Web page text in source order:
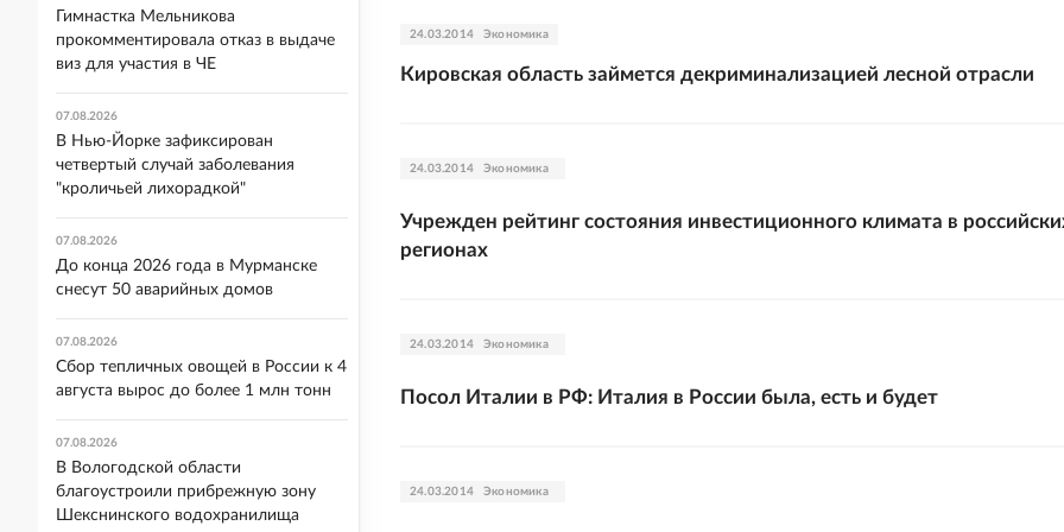
24.03.2014 Экономика
Кировская область займется декриминализацией лесной отрасли
24.03.2014 Экономика
Учрежден рейтинг состояния инвестиционного климата в
регионах
24.03.2014 Экономика
Посол Италии в РФ: Италия в России была, есть и будет
24.03.2014 Экономика
Гимнастка Мельникова
прокомментировала отказ в выдаче
виз для участия в ЧЕ
07.08.2026
В Нью-Йорке зафиксирован
четвертый случай заболевания
"кроличьей лихорадкой"
07.08.2026
До конца 2026 года в Мурманске
снесут 50 аварийных домов
07.08.2026
Сбор тепличных овощей в России к 4
августа вырос до более 1 млн тонн
07.08.2026
В Вологодской области
благоустроили прибрежную зону
Шекснинского водохранилища